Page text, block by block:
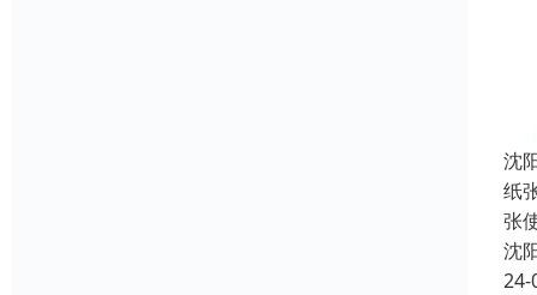
沈
纸
张
沈
24-